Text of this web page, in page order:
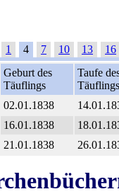
1 4 7 10 13
16
Geburt des
Täuflings
Taufe
Täuflings
02.01.1838
16.01.1838
21.01.1838